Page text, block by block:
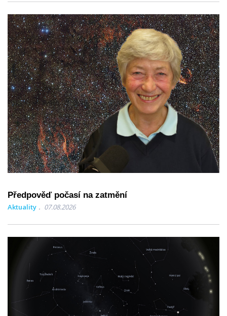
Předpověď počasí na zatmění
Aktuality 07.08.2026